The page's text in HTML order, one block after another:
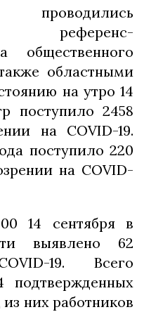
референс-
общественного
областными
на утро 14
поступило 2458
на COVID-19.
поступило 220
на COVID-
14 сентября в
выявлено 62
19. Всего
подтвержденных
них работников